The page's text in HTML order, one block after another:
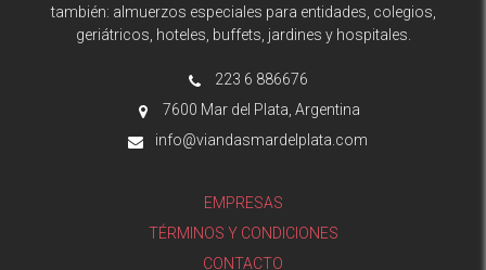
también: almuerzos especiales para entidades, colegios,
geriátricos, hoteles, buffets, jardines y hospitales.
223 6 886676
7600 Mar del Plata, Argentina
info@viandasmardelplata.com
EMPRESAS
TÉRMINOS Y CONDICIONES
CONTACTO